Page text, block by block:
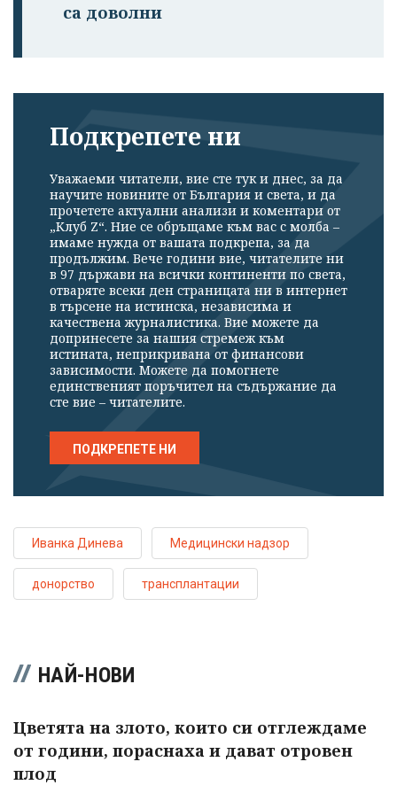
са доволни
Подкрепете ни
Уважаеми читатели, вие сте тук и днес, за да
научите новините от България и света, и да
прочетете актуални анализи и коментари от
„Клуб Z“. Ние се обръщаме към вас с молба –
имаме нужда от вашата подкрепа, за да
продължим. Вече години вие, читателите ни
в 97 държави на всички континенти по света,
отваряте всеки ден страницата ни в интернет
в търсене на истинска, независима и
качествена журналистика. Вие можете да
допринесете за нашия стремеж към
истината, неприкривана от финансови
зависимости. Можете да помогнете
единственият поръчител на съдържание да
сте вие – читателите.
ПОДКРЕПЕТЕ НИ
Иванка Динева Медицински надзор
донорство трансплантации
НАЙ-НОВИ
Цветята на злото, които си отглеждаме
от години, пораснаха и дават отровен
плод